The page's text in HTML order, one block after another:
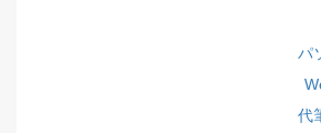
パ
代